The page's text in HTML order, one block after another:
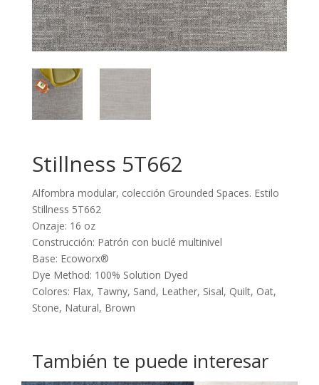
Stillness 5T662
Alfombra modular, colección Grounded Spaces. Estilo
Stillness 5T662
Onzaje: 16 oz
Construcción: Patrón con buclé multinivel
Base: Ecoworx®
Dye Method: 100% Solution Dyed
Colores: Flax, Tawny, Sand, Leather, Sisal, Quilt, Oat,
Stone, Natural, Brown
También te puede interesar